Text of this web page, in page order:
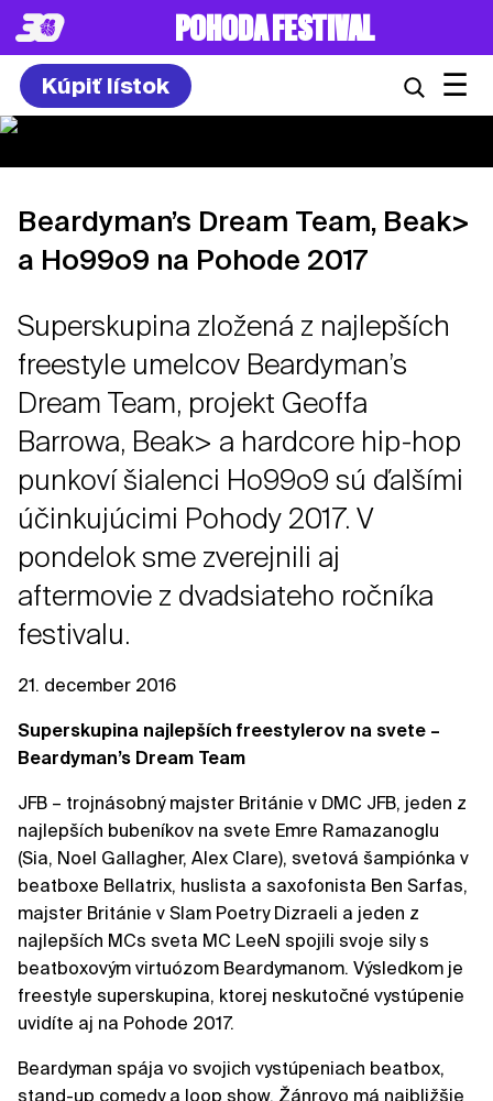
POHODA FESTIVAL
Kúpiť lístok ☰
Beardyman’s Dream Team, Beak>
a Ho99o9 na Pohode 2017
Superskupina zložená z najlepších
freestyle umelcov Beardyman’s
Dream Team, projekt Geoffa
Barrowa, Beak> a hardcore hip-hop
punkoví šialenci Ho99o9 sú ďalšími
účinkujúcimi Pohody 2017. V
pondelok sme zverejnili aj
aftermovie z dvadsiateho ročníka
festivalu.
21. december 2016
Superskupina najlepších freestylerov na svete –
Beardyman’s Dream Team
JFB – trojnásobný majster Británie v DMC JFB, jeden z
najlepších bubeníkov na svete Emre Ramazanoglu
(Sia, Noel Gallagher, Alex Clare), svetová šampiónka v
beatboxe Bellatrix, huslista a saxofonista Ben Sarfas,
majster Británie v Slam Poetry Dizraeli a jeden z
najlepších MCs sveta MC LeeN spojili svoje sily s
beatboxovým virtuózom Beardymanom. Výsledkom je
freestyle superskupina, ktorej neskutočné vystúpenie
uvidíte aj na Pohode 2017.
Beardyman spája vo svojich vystúpeniach beatbox,
stand-up comedy a loop show. Žánrovo má najbližšie